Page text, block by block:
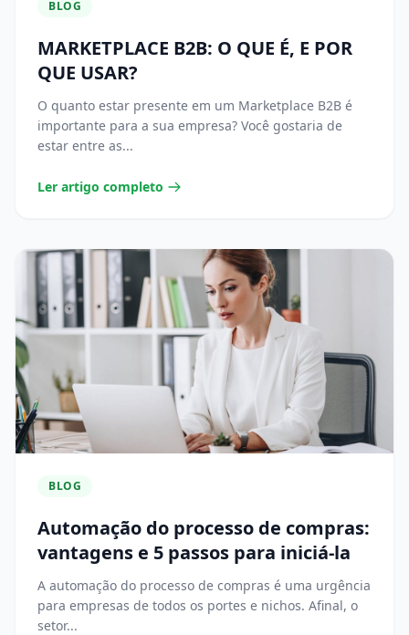
BLOG
MARKETPLACE B2B: O QUE É, E POR
QUE USAR?
O quanto estar presente em um Marketplace B2B é
importante para a sua empresa? Você gostaria de
estar entre as...
Ler artigo completo
BLOG
Automação do processo de compras:
vantagens e 5 passos para iniciá-la
A automação do processo de compras é uma urgência
para empresas de todos os portes e nichos. Afinal, o
setor...